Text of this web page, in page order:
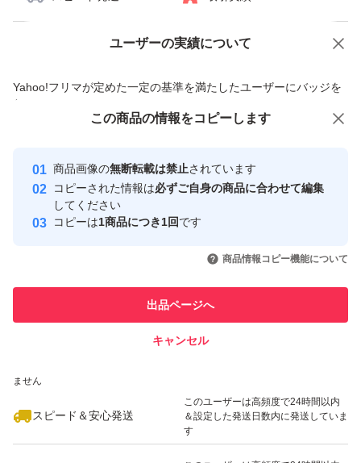
■注意事項
遮光袋に入れるだけの簡易包装です。
木の実 無添加 添加物不使用 植物油不使用
防災食品 非常食 保存食
健康 美容 腸活 抗酸化作用 ポリフェノール
オレイン酸 リノール酸 リノレン酸 パルミトレイン酸
クーポン ポイント 利用 消費 消化
食品 美容 キッチン カテゴリー
ユーザーの実績について
Yahoo!フリマが定めた一定の基準を満たしたユーザーにバッジを
付与しています
安心取引出品者
心・安全なユーザーです
取引実績
引を完了させた実績があります
での取引実績があります
ません
スピード＆安心発送
このユーザーは高頻度で24時間以内
＆設定した発送日数内に発送していま
す
価格の相談 商品への質問
この商品の情報をコピーします
商品画像の無断転載は禁止されています
コピーされた情報は必ずご自身の商品に合わせて編集
してください
コピーは1商品につき1回です
商品情報コピー機能について
出品ページへ
キャンセル
この商品をみている人にオススメ